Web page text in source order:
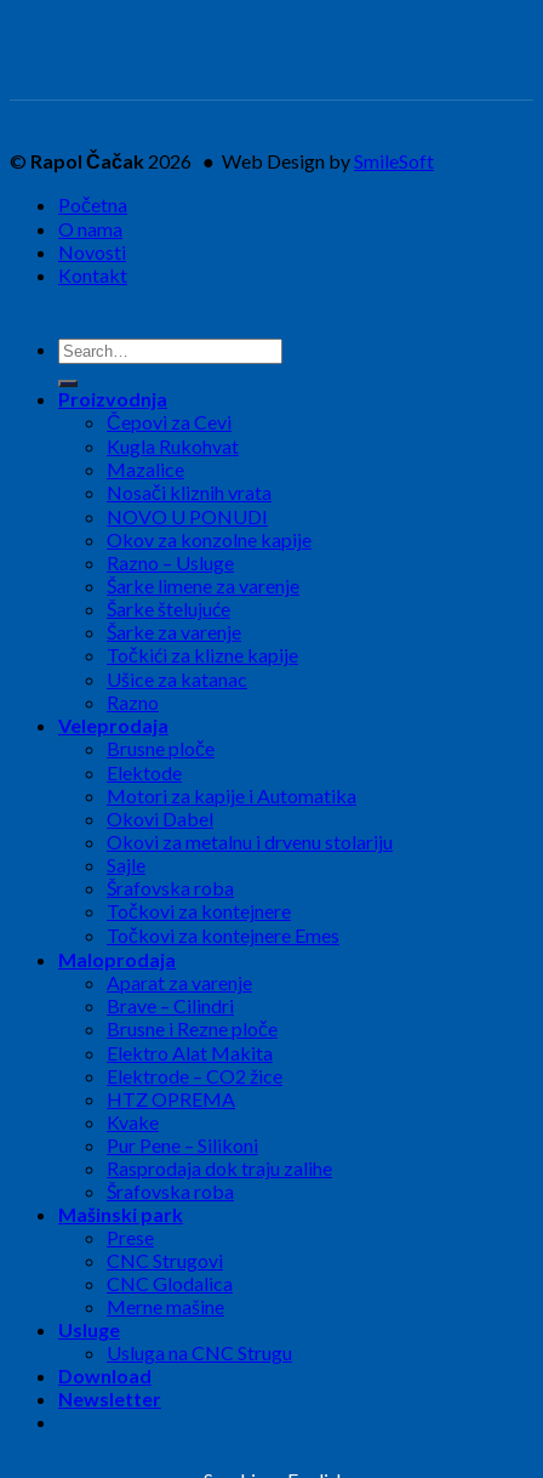
© Rapol Čačak 2026 ● Web Design bySmileSoft
Početna
O nama
Novosti
Kontakt
Search
for:
Proizvodnja
Čepovi za Cevi
Kugla Rukohvat
Mazalice
Nosači kliznih vrata
NOVO U PONUDI
Okov za konzolne kapije
Razno – Usluge
Šarke limene za varenje
Šarke štelujuće
Šarke za varenje
Točkići za klizne kapije
Ušice za katanac
Razno
Veleprodaja
Brusne ploče
Elektode
Motori za kapije i Automatika
Okovi Dabel
Okovi za metalnu i drvenu stolariju
Sajle
Šrafovska roba
Točkovi za kontejnere
Točkovi za kontejnere Emes
Maloprodaja
Aparat za varenje
Brave – Cilindri
Brusne i Rezne ploče
Elektro Alat Makita
Elektrode – CO2 žice
HTZ OPREMA
Kvake
Pur Pene – Silikoni
Rasprodaja dok traju zalihe
Šrafovska roba
Mašinski park
Prese
CNC Strugovi
CNC Glodalica
Merne mašine
Usluge
Usluga na CNC Strugu
Download
Newsletter